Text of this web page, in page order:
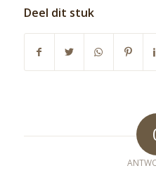
Deel dit stuk